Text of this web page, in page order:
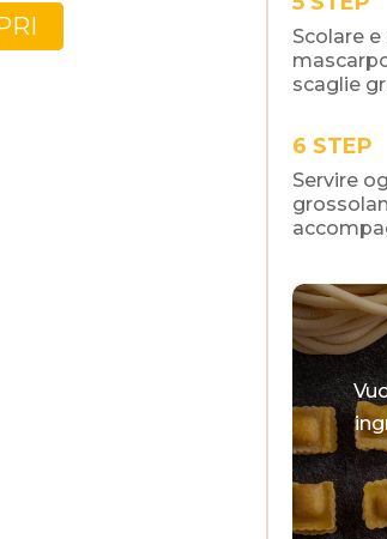
Scolare
scaglie
STEP
Servire